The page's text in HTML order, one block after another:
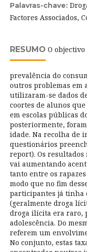
Palavras-chave:
Factores Associados,
RESUMO O
prevalência do
outros problemas em
utilizaram-se dados
coortes de alunos
em escolas públicas
posteriormente,
idade. Na recolha de
questionários
report). Os resultados
vai aumentando
tanto entre os
modo que no fim
participantes já tinha
(geralmente droga
droga ilícita era raro,
adolescência. Do
referem um
No conjunto, estas